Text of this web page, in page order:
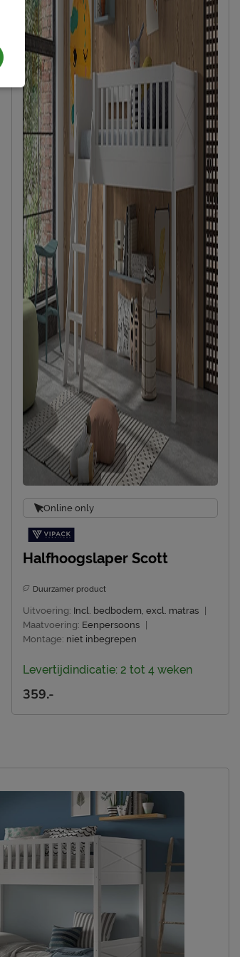
duurzamer product
Vipack NV
Meulebeeksestraat 51, 8710, Wielsbeke,
België
sales@vipack.be
Online only
Halfhoogslaper Scott
Duurzamer product
Uitvoering: Incl. bedbodem, excl. matras
Maatvoering: Eenpersoons
Montage: niet inbegrepen
Levertijdindicatie: 2 tot 4 weken
359.-